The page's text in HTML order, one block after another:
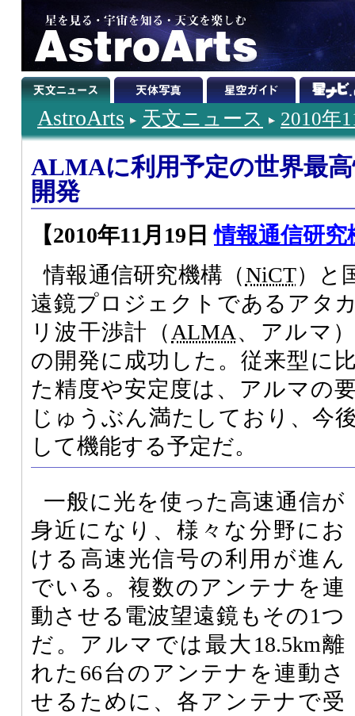
AstroArts 天文ニュース 2010年
ALMAに利用予定の世界最
開発
【2010年11月19日情報通信研究
情報通信研究機構（NiCT）と
遠鏡プロジェクトであるアタ
リ波干渉計（ ALMA、アルマ
の開発に成功した。従来型に
た精度や安定度は、アルマの
じゅうぶん満たしており、今
して機能する予定だ。
一般に光を使った高速通信が
身近になり、様々な分野にお
ける高速光信号の利用が進ん
でいる。複数のアンテナを連
動させる電波望遠鏡もその1つ
だ。アルマでは最大18.5km離
れた66台のアンテナを連動さ
せるために、各アンテナで受